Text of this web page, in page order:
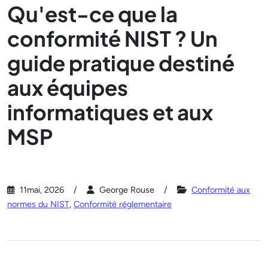
Qu'est-ce que la
conformité NIST ? Un
guide pratique destiné
aux équipes
informatiques et aux
MSP
11mai, 2026 George Rouse
Conformité aux
normes du NIST, Conformité réglementaire